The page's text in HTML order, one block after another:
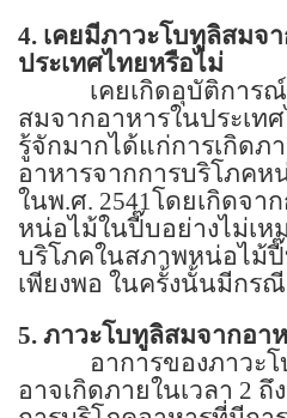
4. เคยมีภาวะโบทูลิสมจ
ประเทศไทยหรือไม่
เคยเกิดอุบัติการ
สมจากอาหารในประเท
รู้จักมากได้แก่การเกิดภ
อาหารจากการบริโภค
ในพ.ศ. 2541โดยเกิดจา
หน่อไม้ในปี๊บอย่างไม่เห
บริโภคในสภาพหน่อไม้
เพียงพอ ในครั้งนั้นมีกร
5. ภาวะโบทูลิสมจากอา
อาการของภาวะ
อาจเกิดภายในเวลา 2 ถึง